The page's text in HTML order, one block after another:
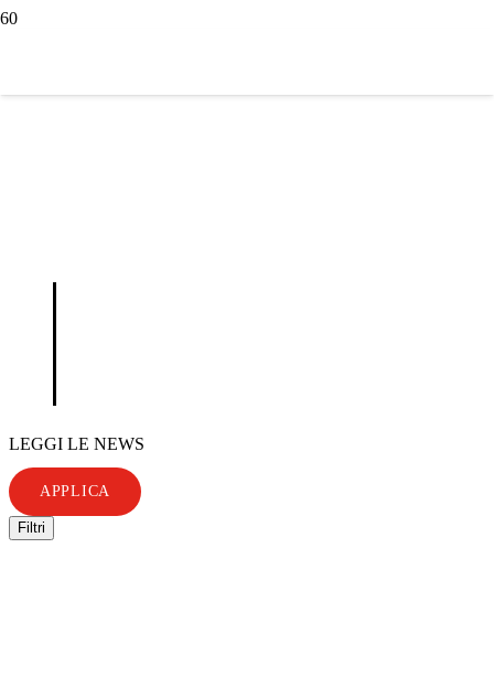
LEGGI LE NEWS
APPLICA
Filtri